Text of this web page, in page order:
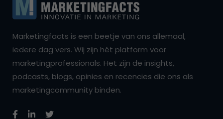
Marketingfacts is een beetje van ons allemaal,
iedere dag vers. Wij zijn hét platform voor
marketingprofessionals. Het zijn de insights,
podcasts, blogs, opinies en recencies die ons als
marketingcommunity binden.